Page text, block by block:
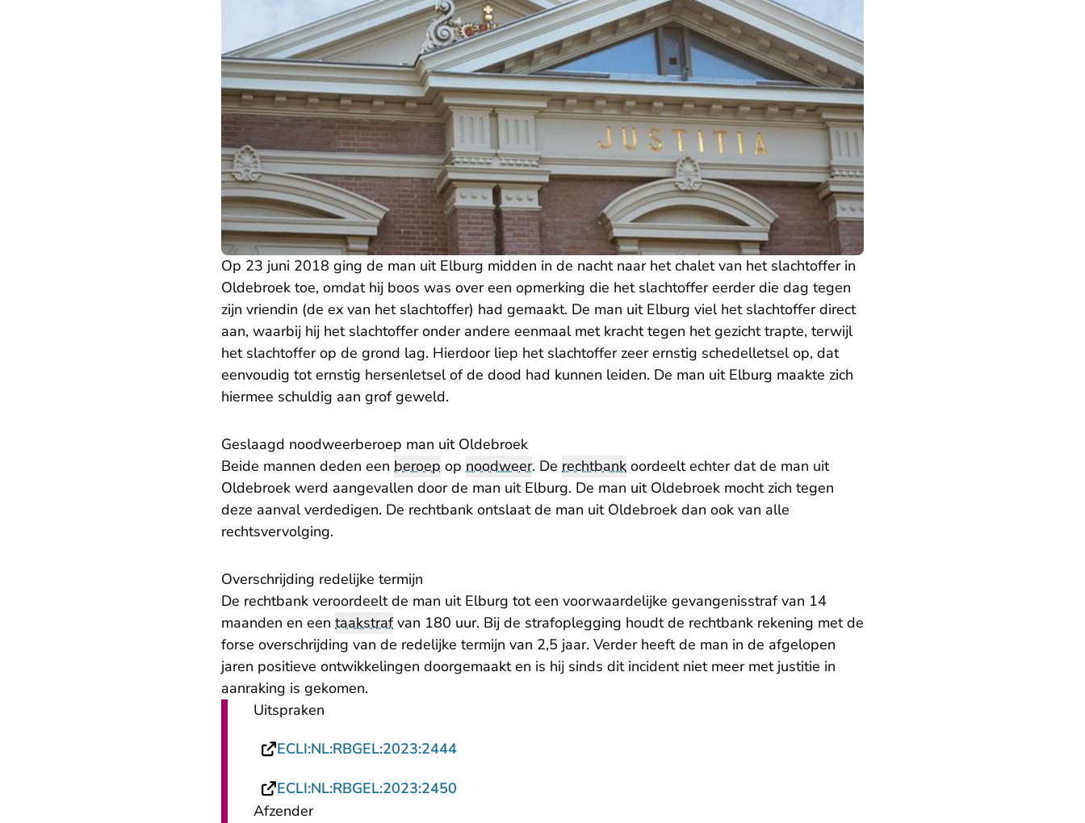
Op 23 juni 2018 ging de man uit Elburg midden in de nacht naar het chalet van het slachtoffer in
Oldebroek toe, omdat hij boos was over een opmerking die het slachtoffer eerder die dag tegen
zijn vriendin (de ex van het slachtoffer) had gemaakt. De man uit Elburg viel het slachtoffer direct
aan, waarbij hij het slachtoffer onder andere eenmaal met kracht tegen het gezicht trapte, terwijl
het slachtoffer op de grond lag. Hierdoor liep het slachtoffer zeer ernstig schedelletsel op, dat
eenvoudig tot ernstig hersenletsel of de dood had kunnen leiden. De man uit Elburg maakte zich
hiermee schuldig aan grof geweld.
Geslaagd noodweerberoep man uit Oldebroek
Beide mannen deden een beroep op noodweer. De rechtbank oordeelt echter dat de man uit
Oldebroek werd aangevallen door de man uit Elburg. De man uit Oldebroek mocht zich tegen
deze aanval verdedigen. De rechtbank ontslaat de man uit Oldebroek dan ook van alle
rechtsvervolging.
Overschrijding redelijke termijn
De rechtbank veroordeelt de man uit Elburg tot een voorwaardelijke gevangenisstraf van 14
maanden en een taakstrafvan 180 uur. Bij de strafoplegging houdt de rechtbank rekening met de
forse overschrijding van de redelijke termijn van 2,5 jaar. Verder heeft de man in de afgelopen
jaren positieve ontwikkelingen doorgemaakt en is hij sinds dit incident niet meer met justitie in
aanraking is gekomen.
Uitspraken
ECLI:NL:RBGEL:2023:2444- U verlaat Rechtspraak.nl
ECLI:NL:RBGEL:2023:2450
Afzender